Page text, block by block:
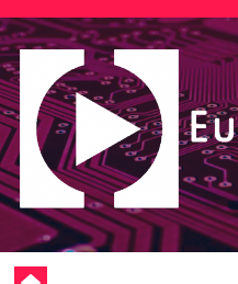
Saltar
al
contenido